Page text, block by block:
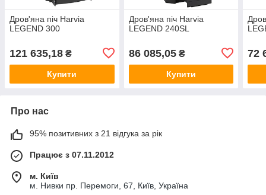
Дров'яна піч Harvia
LEGEND 300
121 635,18 ₴
Купити
Дров'яна піч Harvia
LEGEND 240SL
86 085,05₴
Купити
72
Про нас
95% позитивних з 21 відгука за рік
Працює з 07.11.2012
м. Київ
м. Нивки пр. Перемоги, 67, Київ, Україна